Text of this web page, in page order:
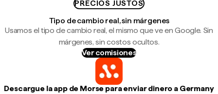
PRECIOS JUSTOS
Tipo de cambio real, sin márgenes
Usamos el tipo de cambio real, el mismo que ve en Google. Sin
márgenes, sin costos ocultos.
Ver comisiones
Descargue la app de Morse para enviar dinero a Germany